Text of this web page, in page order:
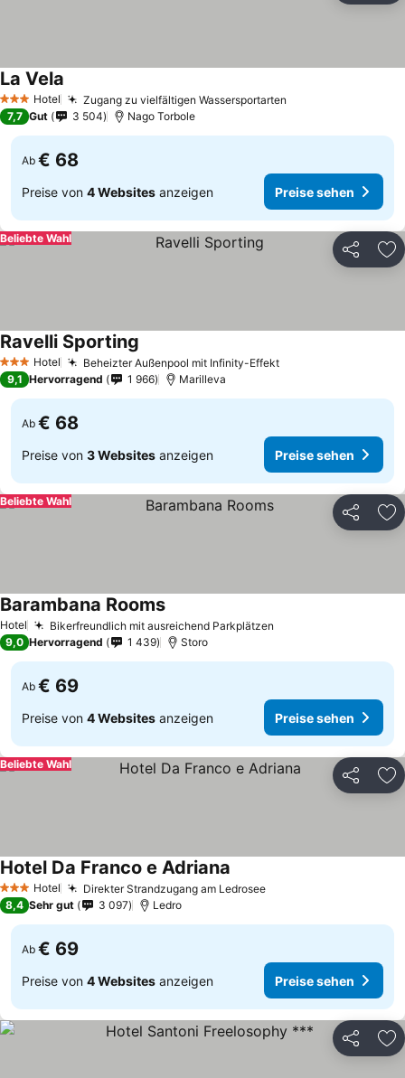
3 SterneHotel Zugang zu vielfältigen Wassersportarten
La Vela
7,7 Gut 3 504 Nago Torbole
Ab € 68
Preise von 4 Websites anzeigen Preise sehen
Teilen
Beliebte Wahl
3 SterneHotel Beheizter Außenpool mit Infinity-Effekt
Ravelli Sporting
9,1 Hervorragend 1 966 Marilleva
Ab € 68
Preise von 3 Websites anzeigen Preise sehen
Teilen
Beliebte Wahl
Hotel Bikerfreundlich mit ausreichend Parkplätzen
Barambana Rooms
9,0 Hervorragend 1 439 Storo
Ab € 69
Preise von 4 Websites anzeigen Preise sehen
Teilen
Beliebte Wahl
3 SterneHotel Direkter Strandzugang am Ledrosee
Hotel Da Franco e Adriana
8,4 Sehr gut 3 097 Ledro
Ab € 69
Preise von 4 Websites anzeigen Preise sehen
Teilen